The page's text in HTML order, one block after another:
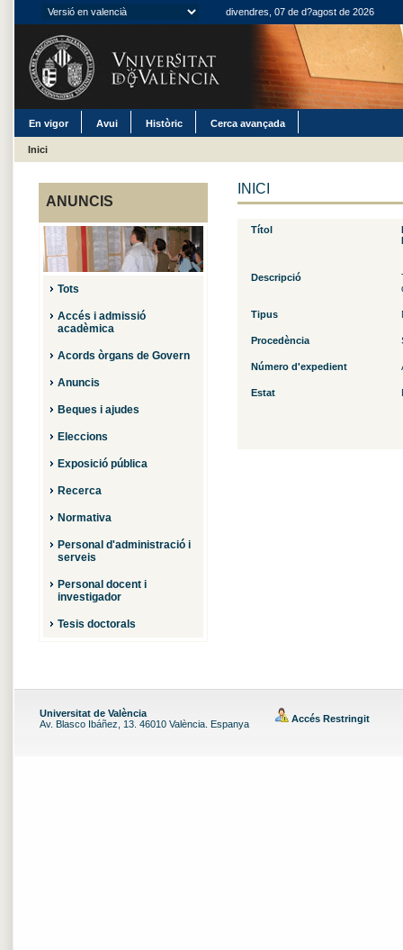
divendres, 07 de d?agost de 2026
En vigor Avui Històric Cerca avançada
Inici
ANUNCIS
Tots
Accés i admissió
acadèmica
Acords òrgans de Govern
Anuncis
Beques i ajudes
Eleccions
Exposició pública
Recerca
Normativa
Personal d'administració i
serveis
Personal docent i
investigador
Tesis doctorals
INICI
Títol
Descripció
Tipus
Procedència
Número d'expedient
Estat
Universitat de València
Av. Blasco Ibáñez, 13. 46010 València. Espanya
Accés Restringit